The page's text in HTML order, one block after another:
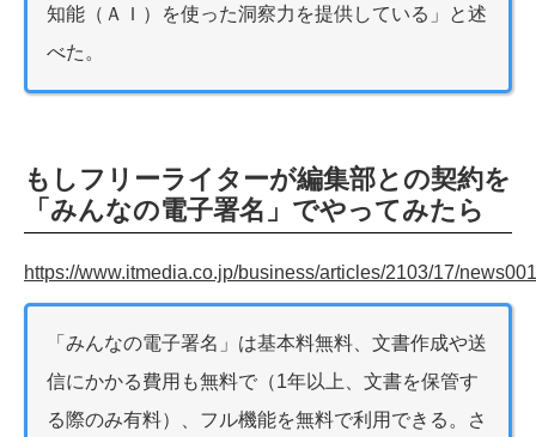
知能（ＡＩ）を使った洞察力を提供している」と述
べた。
もしフリーライターが編集部との契約を
「みんなの電子署名」でやってみたら
https://www.itmedia.co.jp/business/articles/2103/17/
「みんなの電子署名」は基本料無料、文書作成や送
信にかかる費用も無料で（1年以上、文書を保管す
る際のみ有料）、フル機能を無料で利用できる。さ